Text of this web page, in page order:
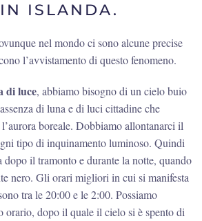
ISLANDA.
nel mondo ci sono alcune precise
l’avvistamento di questo fenomeno.
di luce, abbiamo bisogno di un cielo buio
di luna e di luci cittadine che
boreale. Dobbiamo allontanarci il
tipo di inquinamento luminoso. Quindi
dopo il tramonto e durante la notte, quando
nero. Gli orari migliori in cui si manifesta
tra le 20:00 e le 2:00. Possiamo
orario, dopo il quale il cielo si è spento di